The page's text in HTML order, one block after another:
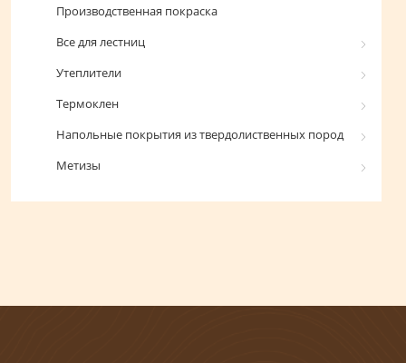
Производственная покраска
Все для лестниц
Утеплители
Термоклен
Напольные покрытия из твердолиственных пород
Метизы